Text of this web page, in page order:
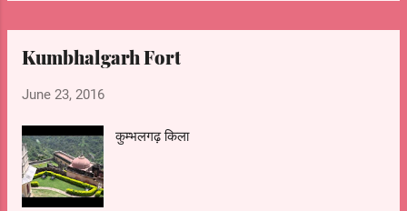
Kumbhalgarh Fort
June 23, 2016
कुम्भलगढ़ किला